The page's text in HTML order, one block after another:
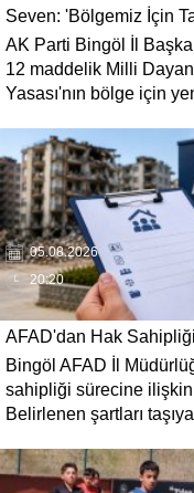
Seven: 'Bölgemiz İçin
AK Parti Bingöl İl
12 maddelik Milli
Yasası'nın bölge için
ardından bölgemizin
yeniden canlanacağına
05.08.2026
20:20
AFAD'dan Hak Sahipliği
Bingöl AFAD İl
sahipliği sürecine ilişkin
Belirlenen şartları